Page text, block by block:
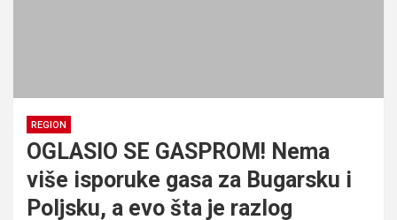
REGION
OGLASIO SE GASPROM! Nema
više isporuke gasa za Bugarsku i
Poljsku, a evo šta je razlog